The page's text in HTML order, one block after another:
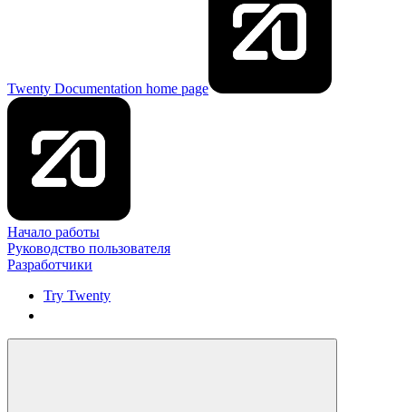
Twenty Documentation home page
Начало работы
Руководство пользователя
Разработчики
Try Twenty